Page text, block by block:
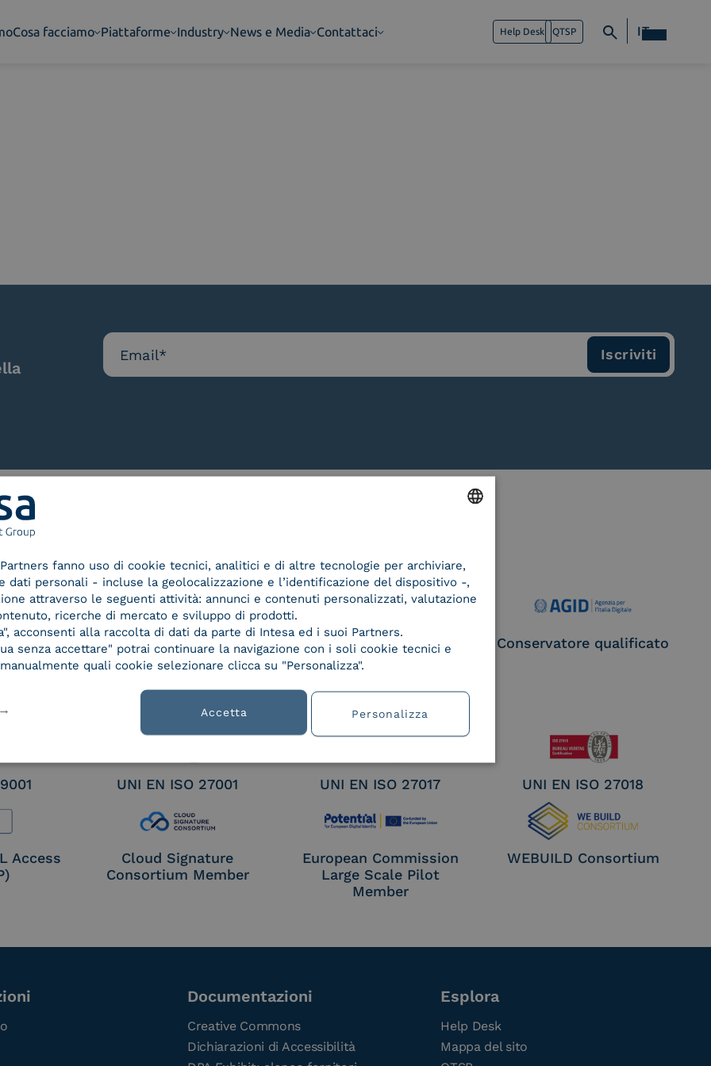
Cosa facciamo Piattaforme Industry News e Media Contattaci Help Desk QTSP IT
Trust
for
Service Provider e
Aggregatore SPID
Service Provider e
Aggregatore CIE
Conservatore qualificato
UNI EN ISO 27001 UNI EN ISO 27017 UNI EN ISO 27018
Access
Cloud Signature
Consortium Member
European Commission
Large Scale Pilot
Member
WEBUILD Consortium
Documentazioni
Creative Commons
Dichiarazioni di Accessibilità
Esplora
Help Desk
Mappa del sito
ITALIAN
fanno uso di cookie tecnici, analitici e di altre tecnologie per archiviare,
dati personali - incluse la geolocalizzazione e l’identificazione del dispositivo -,
attraverso le seguenti attività: annunci e contenuti personalizzati, valutazione
ricerche di mercato e sviluppo di prodotti.
acconsenti alla raccolta di dati da parte di Intesa ed i suoi Partners.
senza accettare" potrai continuare la navigazione con i soli cookie tecnici e
quali cookie selezionare clicca su "Personalizza".
Accetta Personalizza